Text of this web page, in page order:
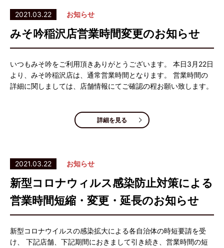
2021.03.22 お知らせ
みそ吟稲沢店営業時間変更のお知らせ
いつもみそ吟をご利用頂きありがとうございます。 本日3月22日
より、みそ吟稲沢店は、通常営業時間となります。 営業時間の
詳細に関しましては、店舗情報にてご確認の程お願い致します。
詳細を見る
2021.03.22 お知らせ
新型コロナウィルス感染防止対策による
営業時間短縮・変更・延長のお知らせ
新型コロナウイルスの感染拡大による各自治体の時短要請を受
け、 下記店舗、下記期間におきまして引き続き、営業時間の短